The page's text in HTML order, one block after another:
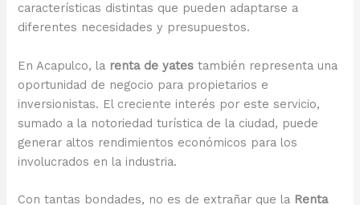
características distintas que pueden adaptarse a
diferentes necesidades y presupuestos.
En Acapulco, la renta de yates también representa una
oportunidad de negocio para propietarios e
inversionistas. El creciente interés por este servicio,
sumado a la notoriedad turística de la ciudad, puede
generar altos rendimientos económicos para los
involucrados en la industria.
Con tantas bondades, no es de extrañar que la Renta